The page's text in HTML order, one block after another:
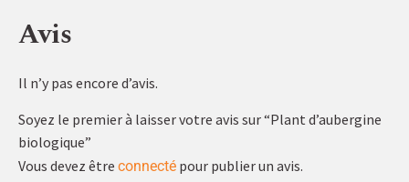
Avis
Il n’y pas encore d’avis.
Soyez le premier à laisser votre avis sur “Plant d’aubergine
biologique”
Vous devez être connecté pour publier un avis.